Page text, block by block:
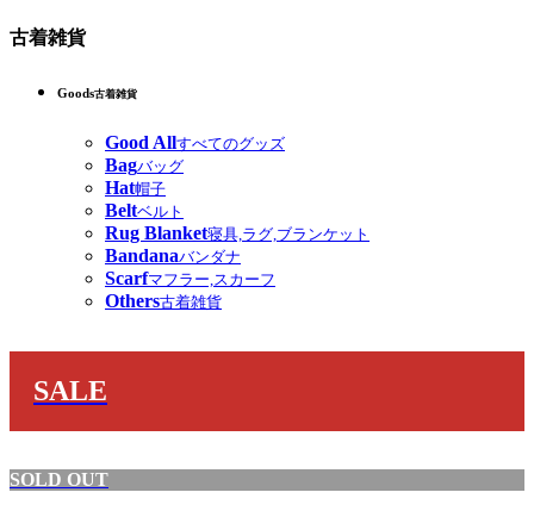
古着雑貨
Goods古着雑貨
Good Allすべてのグッズ
Bagバッグ
Hat帽子
Beltベルト
Rug Blanket寝具,ラグ,ブランケット
Bandanaバンダナ
Scarfマフラー,スカーフ
Others古着雑貨
SALE
SOLD OUT